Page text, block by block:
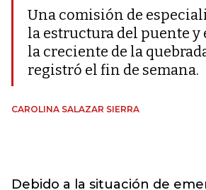
Una comisión de
la estructura del puente y
la creciente de la
registró el fin de semana.
CAROLINA SALAZAR SIERRA
Debido a la situación de